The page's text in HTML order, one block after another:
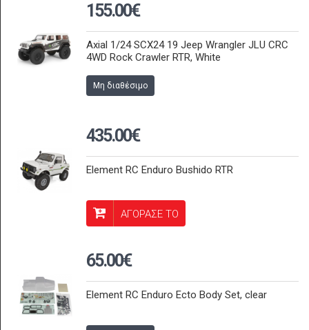
155.00€
Axial 1/24 SCX24 19 Jeep Wrangler JLU CRC
4WD Rock Crawler RTR, White
Μη διαθέσιμο
435.00€
Element RC Enduro Bushido RTR
ΑΓΟΡΑΣΕ ΤΟ
65.00€
Element RC Enduro Ecto Body Set, clear